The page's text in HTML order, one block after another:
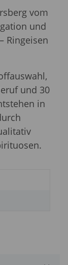
vom
und
Ringeisen
und 30
in